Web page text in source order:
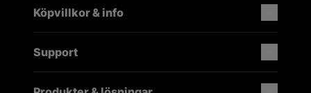
Köpvillkor & info
Support